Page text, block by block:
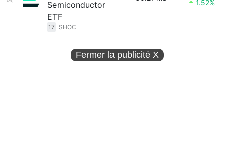
Semiconductor
ETF
17 SHOC
1.52%
Fermer la publicité X